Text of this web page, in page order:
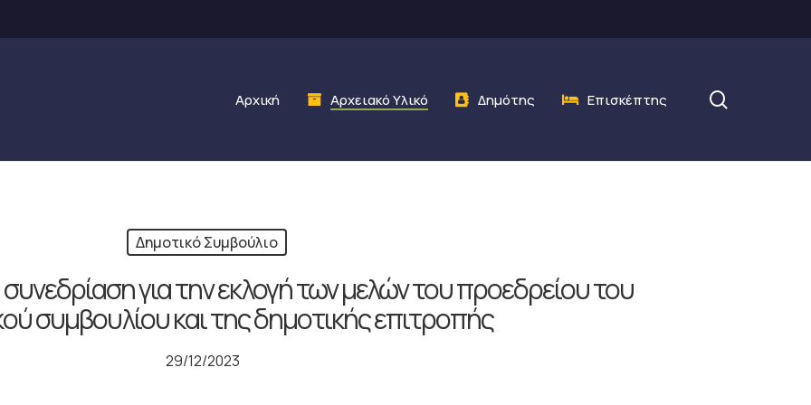
Αρχική Αρχειακό Υλικό Δημότης Επισκέπτης
Δημοτικό Συμβούλιο
για την εκλογή των μελών του προεδρείου του
συμβουλίου και της δημοτικής επιτροπής
29/12/2023